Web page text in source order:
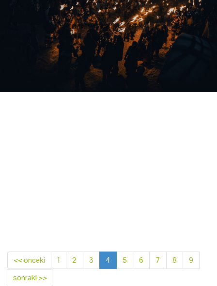
<< önceki 1 2 3 4 5 6 7 8
9
sonraki >>